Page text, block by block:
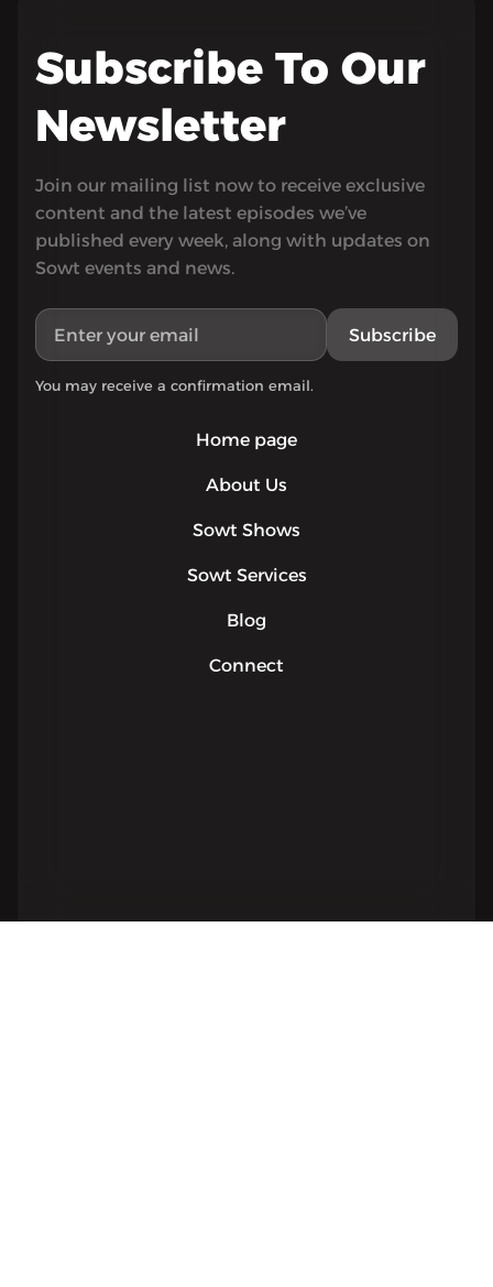
Home page
About Us
Sowt Shows
Sowt Services
Blog
Connect
Subscribe To Our
Newsletter
Join our mailing list now to receive exclusive
content and the latest episodes we’ve
published every week, along with updates on
Sowt events and news.
Subscribe
You may receive a confirmation email.